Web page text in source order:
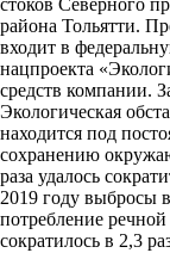
района Тольятти.
входит в
нацпроекта
средств компании.
Экологическая
находится под
сохранению
раза удалось
2019 году выбросы
потребление
сократилось в 2,3